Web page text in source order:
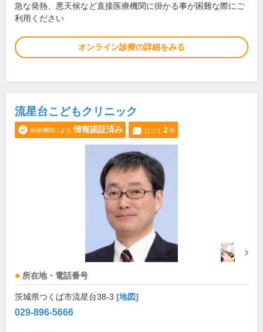
急な発熱、悪天候など直接医療機関に掛かる事が困難な際にご
利用ください
オンライン診療の詳細をみる
流星台こどもクリニック
医療機関による 情報認証済み 口コミ 2件
所在地・電話番号
茨城県つくば市流星台38-3 [地図]
029-896-5666